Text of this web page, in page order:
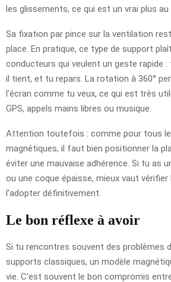
les glissements, ce qui est un vrai plus au
Sa fixation par pince sur la ventilation
place. En pratique, ce type de support
conducteurs qui veulent un geste rapide
il tient, et tu repars. La rotation à 360°
l’écran comme tu veux, ce qui est très
GPS, appels mains libres ou musique.
Attention toutefois : comme pour tous
magnétiques, il faut bien positionner la
éviter une mauvaise adhérence. Si tu as
ou une coque épaisse, mieux vaut
l’adopter définitivement.
Le bon réflexe à avoir
Si tu rencontres souvent des problèmes
supports classiques, un modèle
vie. C’est souvent le bon compromis